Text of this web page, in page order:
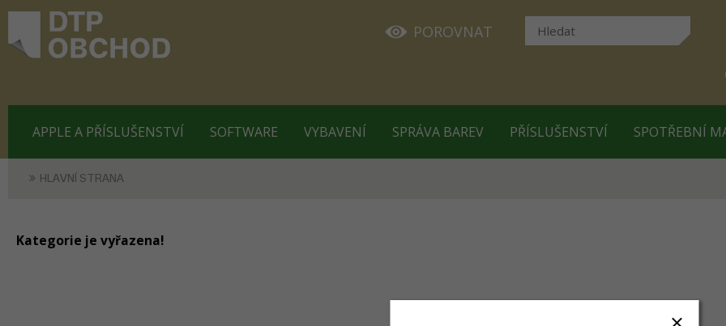
POROVNAT
APPLE A PŘÍSLUŠENSTVÍ SOFTWARE VYBAVENÍ SPRÁVA BAREV PŘÍSLUŠENSTVÍ SPOTŘEBNÍ
HLAVNÍ STRANA
Kategorie je vyřazena!